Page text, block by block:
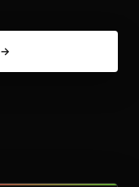
→